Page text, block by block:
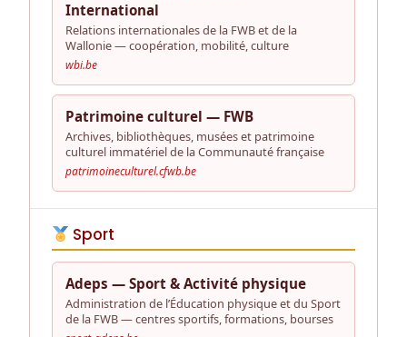
International
Relations internationales de la FWB et de la
Wallonie — coopération, mobilité, culture
wbi.be
Patrimoine culturel — FWB
Archives, bibliothèques, musées et patrimoine
culturel immatériel de la Communauté française
patrimoineculturel.cfwb.be
Sport
Adeps — Sport & Activité physique
Administration de l’Éducation physique et du Sport
de la FWB — centres sportifs, formations, bourses